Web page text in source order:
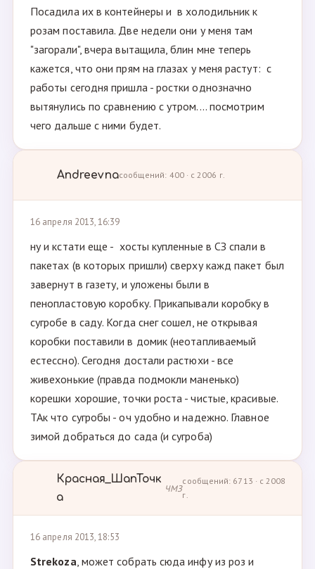
Посадила их в контейнеры и в холодильник к
розам поставила. Две недели они у меня там
"загорали", вчера вытащила, блин мне теперь
кажется, что они прям на глазах у меня растут: с
работы сегодня пришла - ростки однозначно
вытянулись по сравнению с утром.... посмотрим
чего дальше с ними будет.
Andreevnaсообщений: 400 · с 2006 г.
16 апреля 2013, 16:39
ну и кстати еще - хосты купленные в СЗ спали в
пакетах (в которых пришли) сверху кажд пакет был
завернут в газету, и уложены были в
пенопластовую коробку. Прикапывали коробку в
сугробе в саду. Когда снег сошел, не открывая
коробки поставили в домик (неотапливаемый
естессно). Сегодня достали растюхи - все
живехонькие (правда подмокли маненько)
корешки хорошие, точки роста - чистые, красивые.
ТАк что сугробы - оч удобно и надежно. Главное
зимой добраться до сада (и сугроба)
Красная_ШапТочк
а
ЧМЗ
сообщений: 6713 · с 2008
г.
16 апреля 2013, 18:53
Strekoza, может собрать сюда инфу из роз и